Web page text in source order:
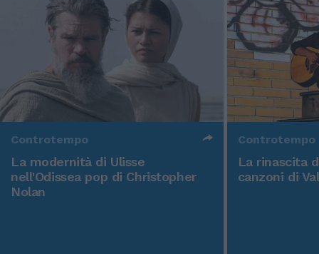
Controtempo
La modernità di Ulisse
nell'Odissea pop di Christopher
Nolan
Controtempo
La rinascita
canzoni di